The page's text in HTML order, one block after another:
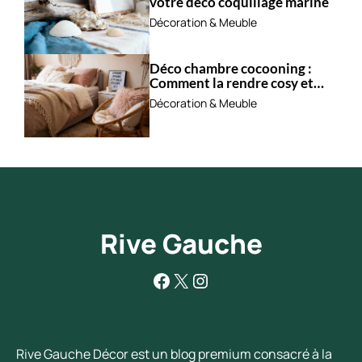
Décoration & Meuble
Déco chambre cocooning :
Comment la rendre cosy et
apaisante ?
Décoration & Meuble
Rive Gauche
Facebook
X Instagram
Rive Gauche Décor est un blog premium consacré à la